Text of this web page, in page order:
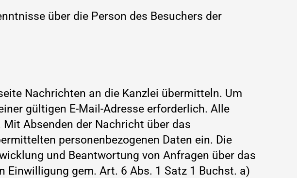
über die Person des Besuchers der
Nachrichten an die Kanzlei übermitteln. Um
gültigen E-Mail-Adresse erforderlich. Alle
Absenden der Nachricht über das
personenbezogenen Daten ein. Die
und Beantwortung von Anfragen über das
gem. Art. 6 Abs. 1 Satz 1 Buchst. a)